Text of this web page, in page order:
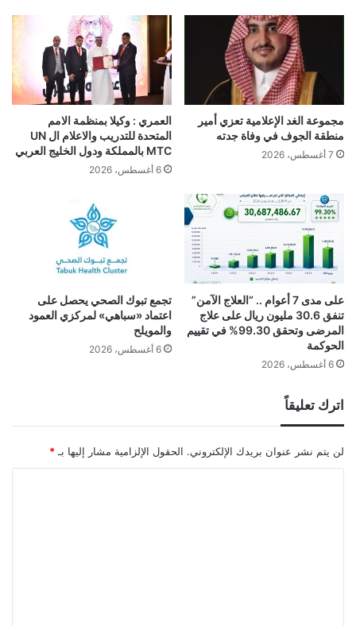
مجموعة الغد الإعلامية تعزي أمير
منطقة الجوف في وفاة جدته
7 أغسطس، 2026
العمري : وكيلا بمنظمة الامم
المتحدة للتدريب والاعلام ال UN
MTC بالمملكة ودول الخليج العربي
6 أغسطس، 2026
على مدى 7 أعوام .. “العلاج الآمن”
تنفق 30.6 مليون ريال على علاج
المرضى وتحقق 99.30% في تقييم
الحوكمة
6 أغسطس، 2026
تجمع تبوك الصحي يحصل على
اعتماد «سباهي» لمركزي العمود
والمويلح
6 أغسطس، 2026
اترك تعليقاً
لن يتم نشر عنوان بريدك الإلكتروني. الحقول الإلزامية مشار إليها بـ *